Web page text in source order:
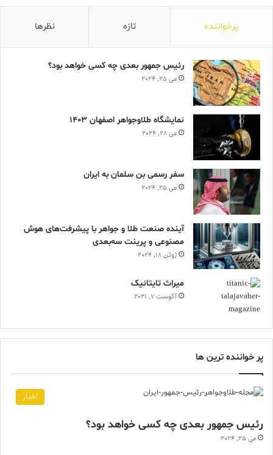
پرخواننده تازه نظرها
رئیس جمهور بعدی چه کسی خواهد بود؟
می 25, 2024
نمایشگاه طلاوجواهر اصفهان 1403
می 28, 2024
سفر رسمی بن سلمان به ایران
می 25, 2024
آینده صنعت طلا و جواهر با پیشرفت‌های هوش
مصنوعی و پرینت سه‌بعدی
ژوئن 18, 2024
ميراث تايتانيک
آگوست 7, 2021
پر خواننده ترین ها
اخبار
رئیس جمهور بعدی چه کسی خواهد بود؟
می 25, 2024